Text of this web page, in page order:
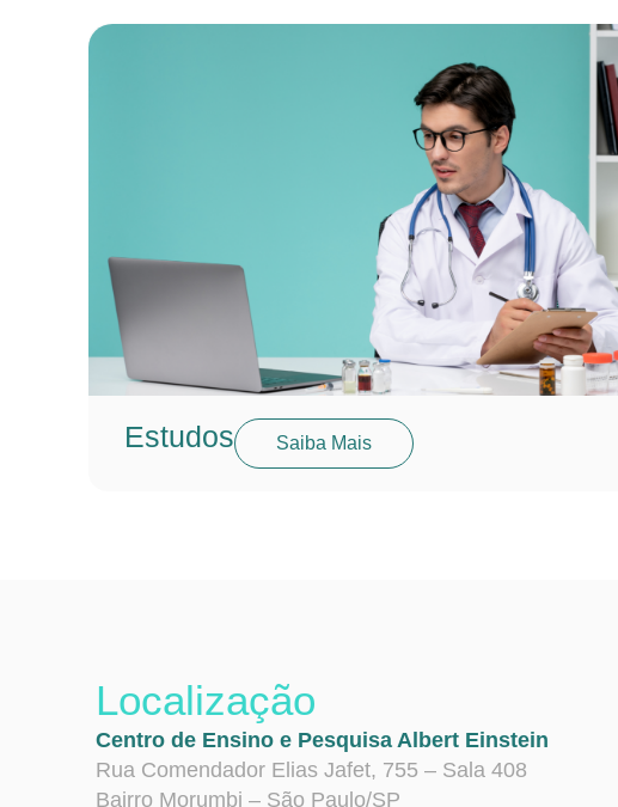
Estudos Saiba Mais
Localização
Centro de Ensino e Pesquisa Albert Einstein
Rua Comendador Elias Jafet, 755 – Sala 408
Bairro Morumbi – São Paulo/SP